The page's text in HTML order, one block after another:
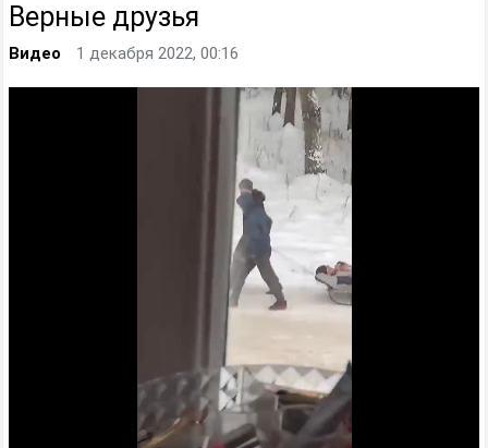
Верные друзья
Видео 1 декабря 2022, 00:16